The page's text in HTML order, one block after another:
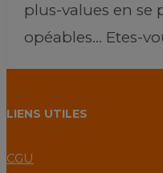
plus-values en se
opéables… Etes-
LIENS UTILES
CGU